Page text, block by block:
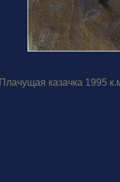
Плачущая казачка 1995